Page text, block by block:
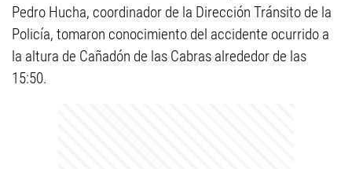
Pedro Hucha, coordinador de la Dirección Tránsito de la
Policía, tomaron conocimiento del accidente ocurrido a
la altura de Cañadón de las Cabras alrededor de las
15:50.